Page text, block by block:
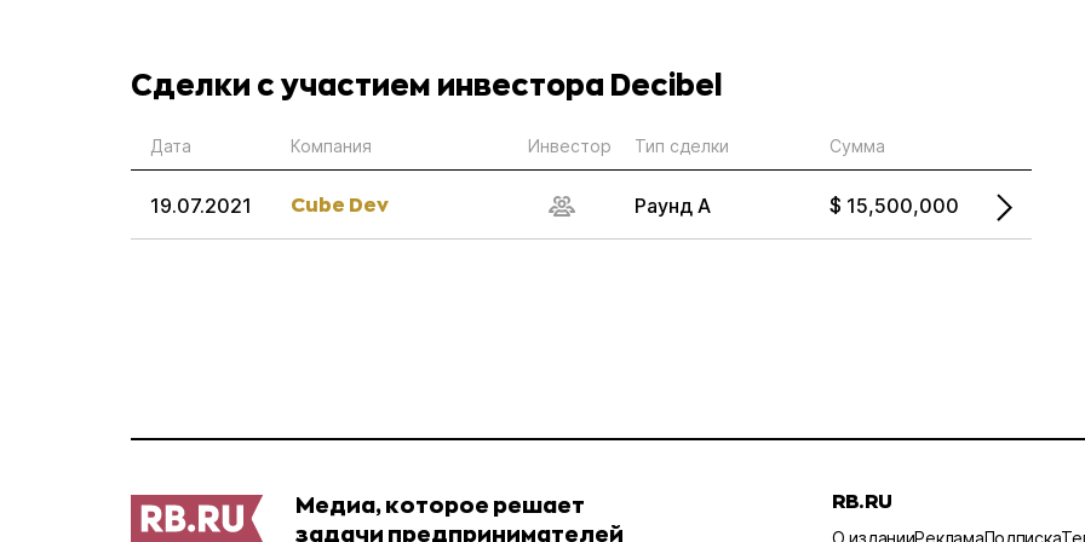
Сделки с участием инвестора Decibel
Дата Компания Инвестор Тип сделки Сумма
19.07.2021 Cube Dev Раунд А $ 15,500,000
Медиа, которое решает
задачи предпринимателей
RB.RU
О изданииРекламаПодписка